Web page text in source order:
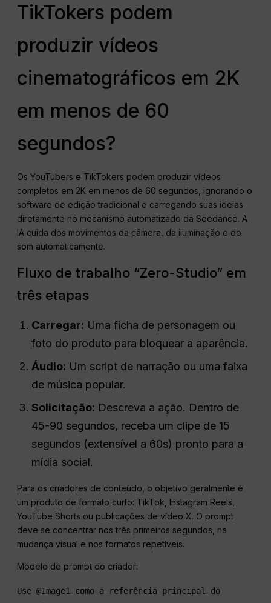
TikTokers podem
produzir vídeos
cinematográficos em 2K
em menos de 60
segundos?
Os YouTubers e TikTokers podem produzir vídeos
completos em 2K em menos de 60 segundos, ignorando o
software de edição tradicional e carregando suas ideias
diretamente no mecanismo automatizado da Seedance. A
IA cuida dos movimentos da câmera, da iluminação e do
som automaticamente.
Fluxo de trabalho “Zero-Studio” em
três etapas
Carregar: Uma ficha de personagem ou
foto do produto para bloquear a aparência.
Áudio: Um script de narração ou uma faixa
de música popular.
Solicitação: Descreva a ação. Dentro de
45-90 segundos, receba um clipe de 15
segundos (extensível a 60s) pronto para a
mídia social.
Para os criadores de conteúdo, o objetivo geralmente é
um produto de formato curto: TikTok, Instagram Reels,
YouTube Shorts ou publicações de vídeo X. O prompt
deve se concentrar nos três primeiros segundos, na
mudança visual e nos formatos repetíveis.
Modelo de prompt do criador:
Use @Image1 como a referência principal do